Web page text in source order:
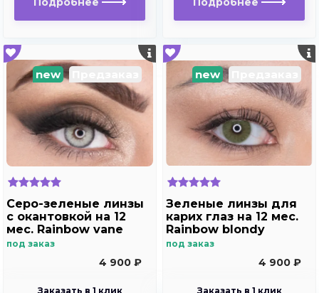
new
Серо-зеленые линзы
с окантовкой на 12
мес. Rainbow vane
под заказ
4 900 ₽
Заказать в 1 клик
new
Зеленые линзы для
карих глаз на 12 мес.
Rainbow blondy
под заказ
4 900 ₽
Заказать в 1 клик